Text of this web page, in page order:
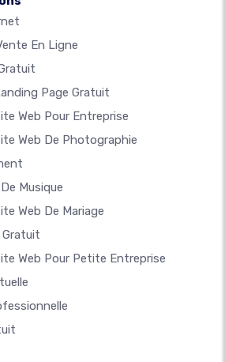
En Ligne
Page Gratuit
Web Pour Entreprise
Web De Photographie
Musique
Web De Mariage
Web Pour Petite Entreprise